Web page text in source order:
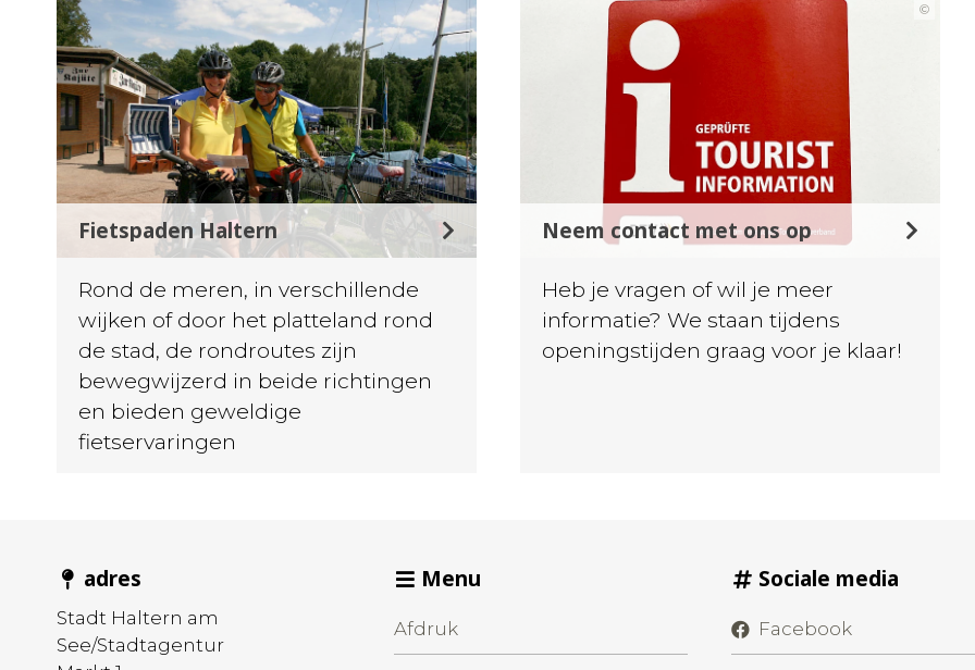
Fietspaden Haltern
Rond de meren, in verschillende
wijken of door het platteland rond
de stad, de rondroutes zijn
bewegwijzerd in beide richtingen
en bieden geweldige
fietservaringen
©
Neem contact met ons op
Heb je vragen of wil je meer
informatie? We staan tijdens
openingstijden graag voor je klaar!
adres
Stadt Haltern am
See/Stadtagentur
Menu
Afdruk
Sociale media
Facebook